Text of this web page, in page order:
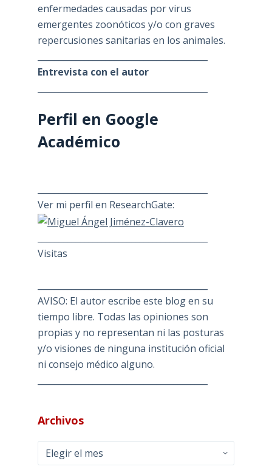
enfermedades causadas por virus
emergentes zoonóticos y/o con graves
repercusiones sanitarias en los animales.
Entrevista con el autor
Perfil en Google
Académico
Ver mi perfil en ResearchGate:
Visitas
AVISO: El autor escribe este blog en su
tiempo libre. Todas las opiniones son
propias y no representan ni las posturas
y/o visiones de ninguna institución oficial
ni consejo médico alguno.
Archivos
Archivos